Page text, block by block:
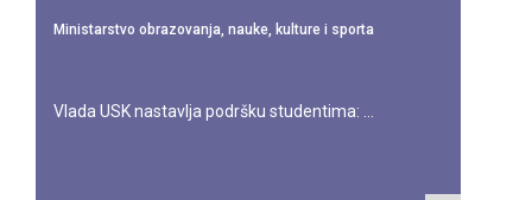
Ministarstvo obrazovanja, nauke, kulture i sporta
Vlada USK nastavlja podršku studentima: ...